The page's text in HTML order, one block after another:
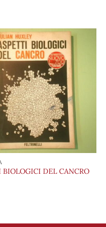
alla lista
desideri
BIOLOGICI DEL CANCRO